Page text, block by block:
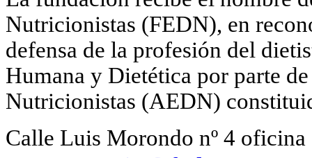
Nutricionistas (FEDN), en
defensa de la profesión del
Humana y Dietética por parte
Nutricionistas (AEDN)
Calle Luis Morondo nº 4